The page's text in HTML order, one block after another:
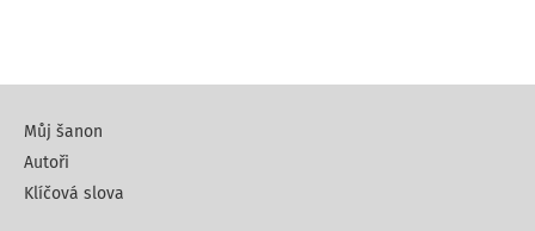
Můj šanon
Autoři
Klíčová slova